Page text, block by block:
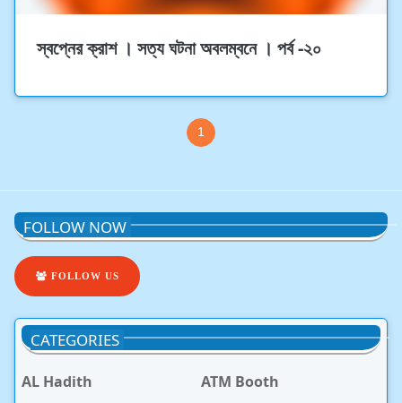
স্বপ্নের ক্রাশ । সত্য ঘটনা অবলম্বনে । পর্ব -২০
1
FOLLOW NOW
FOLLOW US
CATEGORIES
AL Hadith
ATM Booth